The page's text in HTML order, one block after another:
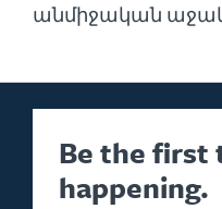
անմիջական
Be the first
happening.